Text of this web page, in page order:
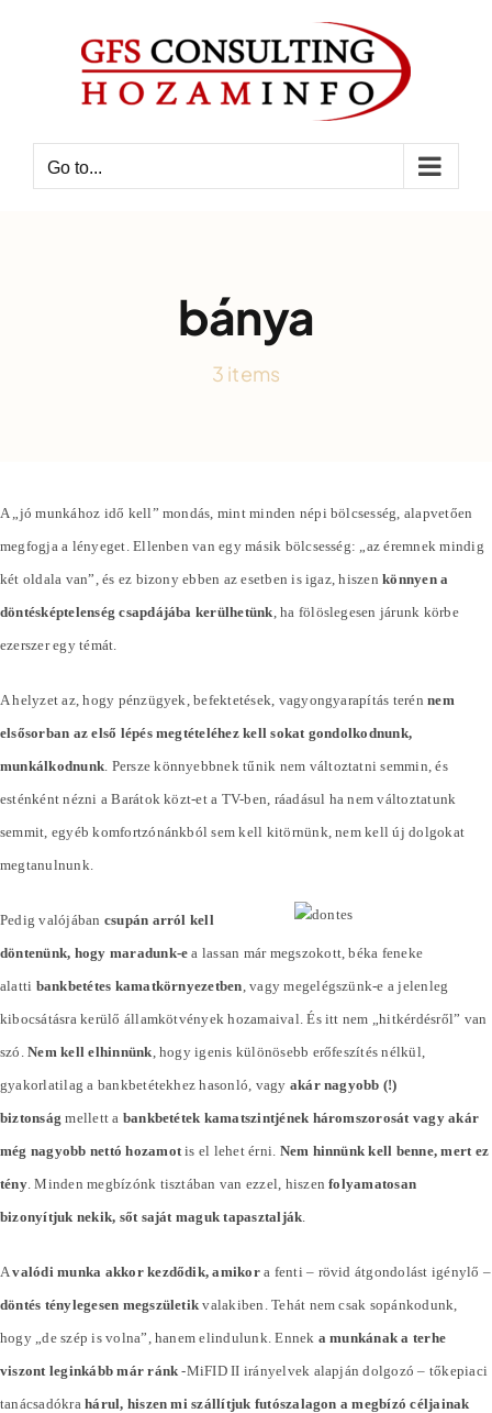
Go to...
bánya
3 items
A „jó munkához idő kell” mondás, mint minden népi bölcsesség, alapvetően
megfogja a lényeget. Ellenben van egy másik bölcsesség: „az éremnek mindig
két oldala van”, és ez bizony ebben az esetben is igaz, hiszenkönnyen a
döntésképtelenség csapdájába kerülhetünk , ha fölöslegesen járunk körbe
ezerszer egy témát.
A helyzet az, hogy pénzügyek, befektetések, vagyongyarapítás terénnem
elsősorban az első lépés megtételéhez kell sokat gondolkodnunk,
munkálkodnunk . Persze könnyebbnek tűnik nem változtatni semmin, és
esténként nézni a Barátok közt-et a TV-ben, ráadásul ha nem változtatunk
semmit, egyéb komfortzónánkból sem kell kitörnünk, nem kell új dolgokat
megtanulnunk.
Pedig valójában csupán arról kell
döntenünk, hogy maradunk-e a lassan már megszokott, béka feneke
alatti bankbetétes kamatkörnyezetben , vagy megelégszünk-e a jelenleg
kibocsátásra kerülő államkötvények hozamaival. És itt nem „hitkérdésről” van
szó.Nem kell elhinnünk , hogy igenis különösebb erőfeszítés nélkül,
gyakorlatilag a bankbetétekhez hasonló, vagy akár nagyobb (!)
biztonság mellett a bankbetétek kamatszintjének háromszorosát vagy akár
még nagyobb nettó hozamotis el lehet érni. Nem hinnünk kell benne, mert ez
tény. Minden megbízónk tisztában van ezzel, hiszenfolyamatosan
bizonyítjuk nekik, sőt saját maguk tapasztalják
Avalódi munka akkor kezdődik, amikora fenti – rövid átgondolást igénylő –
döntés ténylegesen megszületik valakiben. Tehát nem csak sopánkodunk,
hogy „de szép is volna”, hanem elindulunk. Ennek a munkának a terhe
viszont leginkább már ránk -MiFID II irányelvek alapján dolgozó – tőkepiaci
tanácsadókrahárul, hiszen mi szállítjuk futószalagon a megbízó céljainak